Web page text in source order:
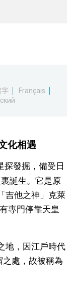
字
Français
化相遇
探發掘，備受日
誕生。它是原
吉他之神」克萊
專門停靠天皇
地，因江戶時代
之處，故被稱為